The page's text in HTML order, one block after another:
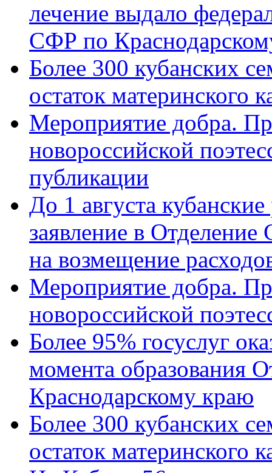
лечение выдало
СФР по
Более 300 кубанских
остаток материнского
Мероприятие добра.
новороссийской
публикации
До 1 августа
заявление в
на возмещение
Мероприятие добра.
новороссийской
Более 95% госуслуг
момента образования
Краснодарскому краю
Более 300 кубанских
остаток материнского